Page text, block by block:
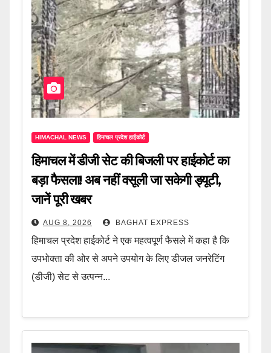
HIMACHAL NEWS हिमाचल प्रदेश हाईकोर्ट
हिमाचल में डीजी सेट की बिजली पर हाईकोर्ट का
बड़ा फैसला! अब नहीं वसूली जा सकेगी ड्यूटी,
जानें पूरी खबर
AUG 8, 2026 BAGHAT EXPRESS
हिमाचल प्रदेश हाईकोर्ट ने एक महत्वपूर्ण फैसले में कहा है कि
उपभोक्ता की ओर से अपने उपयोग के लिए डीजल जनरेटिंग
(डीजी) सेट से उत्पन्न...